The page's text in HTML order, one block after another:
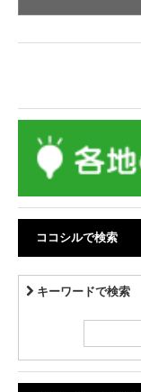
ココシルで検索
キーワードで検索